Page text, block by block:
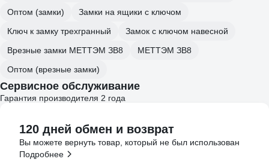
Оптом (замки)
Замки на ящики с ключом
Ключ к замку трехгранный
Замок с ключом навесной
Врезные замки МЕТТЭМ ЗВ8
МЕТТЭМ ЗВ8
Оптом (врезные замки)
Сервисное обслуживание
Гарантия производителя 2 года
120 дней обмен и возврат
Вы можете вернуть товар, который не был использован
Подробнее